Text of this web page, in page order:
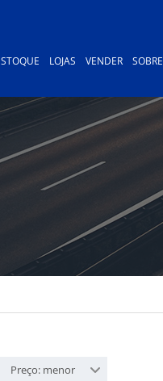
LOJAS VENDER SOBRE
Preço: menor